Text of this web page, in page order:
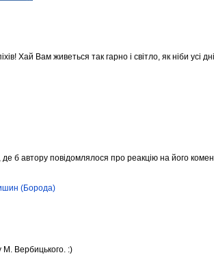
Хай Вам живеться так гарно і світло, як ніби усі
б автору повідомлялося про реакцію на його
(Борода)
М. Вербицького. :)